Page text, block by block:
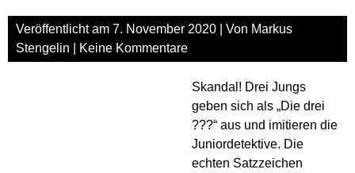
Veröffentlicht am 7. November 2020 | Von Markus
Stengelin
Keine Kommentare
Skandal! Drei Jungs
geben sich als „Die drei
???“ aus und imitieren die
Juniordetektive. Die
echten Satzzeichen